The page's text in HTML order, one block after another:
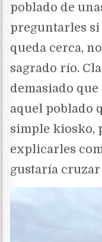
poblado de
preguntarles
queda cerca,
sagrado río.
demasiado
aquel poblado
simple kiosko,
explicarles
gustaría cruzar